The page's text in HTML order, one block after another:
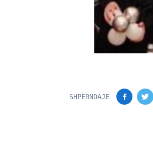
SHPËRNDAJE